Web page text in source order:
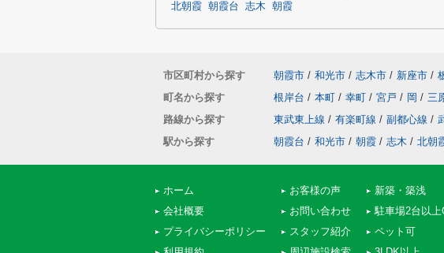
北朝霞 朝霞台 志木 朝霞
市区町村から探す 朝霞市 / 和光市 / 志木市 / 新座市 /
町名から探す
根岸台 / 本町 / 幸町 / 宮戸 / 岡 / 三
路線から探す
東武東上線 / 有楽町線 / 副都心線 /
駅から探す
朝霞台 / 和光市 / 朝霞 / 志木 / 北朝
ホーム
会社概要
プライバシーポリシー
お客様の声
お問い合わせ
スタッフ紹介
新築・築浅
駐車場2台以上
ペット可